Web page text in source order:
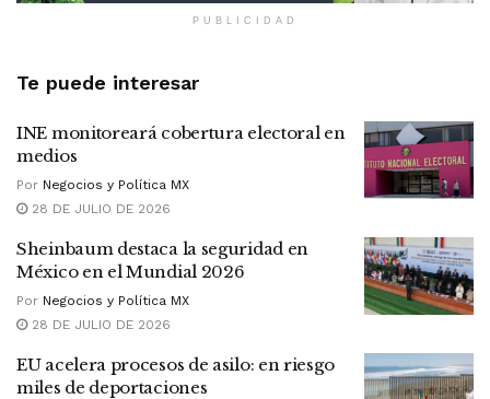
PUBLICIDAD
Te puede interesar
INE monitoreará cobertura electoral en
medios
Por Negocios y Política MX
28 DE JULIO DE 2026
Sheinbaum destaca la seguridad en
México en el Mundial 2026
Por Negocios y Política MX
28 DE JULIO DE 2026
EU acelera procesos de asilo: en riesgo
miles de deportaciones